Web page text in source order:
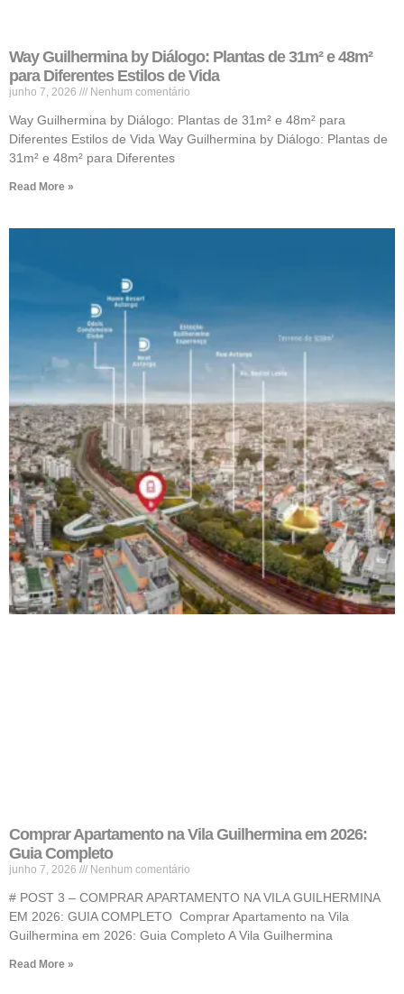
Way Guilhermina by Diálogo: Plantas de 31m² e 48m²
para Diferentes Estilos de Vida
junho 7, 2026 Nenhum comentário
Way Guilhermina by Diálogo: Plantas de 31m² e 48m² para
Diferentes Estilos de Vida Way Guilhermina by Diálogo: Plantas de
31m² e 48m² para Diferentes
Read More »
Comprar Apartamento na Vila Guilhermina em 2026:
Guia Completo
junho 7, 2026 Nenhum comentário
# POST 3 – COMPRAR APARTAMENTO NA VILA GUILHERMINA
EM 2026: GUIA COMPLETO Comprar Apartamento na Vila
Guilhermina em 2026: Guia Completo A Vila Guilhermina
Read More »